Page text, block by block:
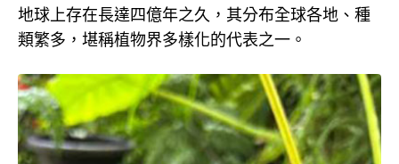
地球上存在長達四億年之久，其分布全球各地、種
類繁多，堪稱植物界多樣化的代表之一。